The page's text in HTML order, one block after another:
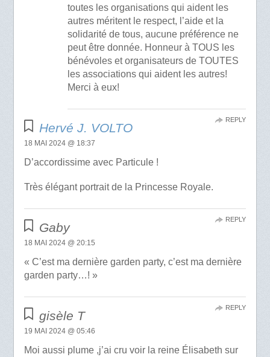
toutes les organisations qui aident les
autres méritent le respect, l’aide et la
solidarité de tous, aucune préférence ne
peut être donnée. Honneur à TOUS les
bénévoles et organisateurs de TOUTES
les associations qui aident les autres!
Merci à eux!
Hervé J. VOLTO
18 MAI 2024 @ 18:37
D’accordissime avec Particule !
Très élégant portrait de la Princesse Royale.
REPLY
Gaby
18 MAI 2024 @ 20:15
« C’est ma dernière garden party, c’est ma dernière
garden party…! »
REPLY
gisèle T
19 MAI 2024 @ 05:46
Moi aussi plume ,j’ai cru voir la reine Élisabeth sur
REPLY